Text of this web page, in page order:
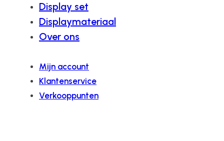
Display set
Displaymateriaal
Over ons
Mijn account
Klantenservice
Verkooppunten